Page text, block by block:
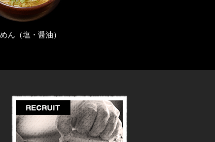
水餃子・焼き餃子